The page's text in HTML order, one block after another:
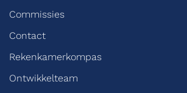
Commissies
Contact
Rekenkamerkompas
Ontwikkelteam